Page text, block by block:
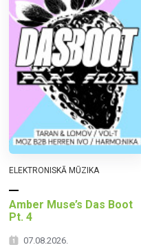
ELEKTRONISKĀ MŪZIKA
Amber Muse’s Das Boot
Pt. 4
07.08.2026.